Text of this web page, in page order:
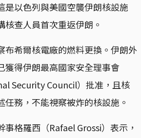
是以色列與美國空襲伊朗核設施
核查人員首次重返伊朗。
布希爾核電廠的燃料更換。伊朗外
獲得伊朗最高國家安全理事會
Security Council）批准，且核
任務，不能視察被炸的核設施。
事格羅西（Rafael Grossi）表示，